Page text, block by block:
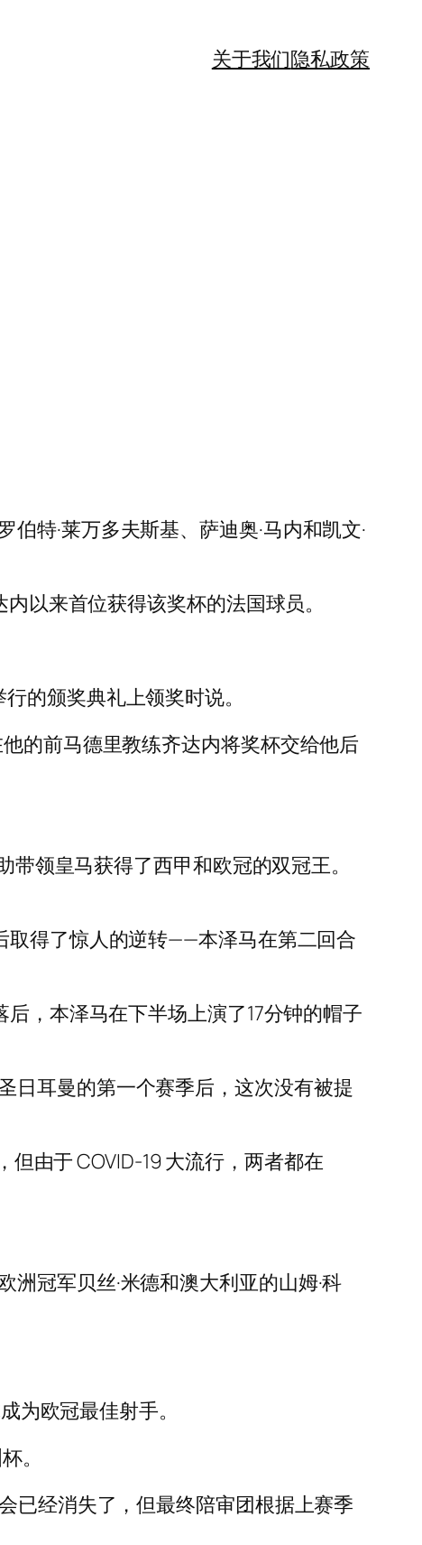
关于我们隐私政策
特·莱万多夫斯基、萨迪奥·马内和凯文·
以来首位获得该奖杯的法国球员。
的颁奖典礼上领奖时说。
的前马德里教练齐达内将奖杯交给他后
领皇马获得了西甲和欧冠的双冠王。
取得了惊人的逆转——本泽马在第二回合
，本泽马在下半场上演了17分钟的帽子
日耳曼的第一个赛季后，这次没有被提
由于 COVID-19 大流行，两者都在
冠军贝丝·米德和澳大利亚的山姆·科
为欧冠最佳射手。
。
已经消失了，但最终陪审团根据上赛季